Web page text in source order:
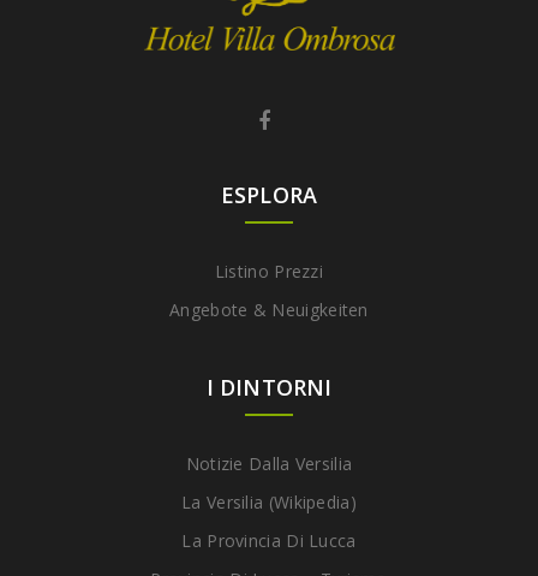
ESPLORA
Listino Prezzi
Angebote & Neuigkeiten
I DINTORNI
Notizie Dalla Versilia
La Versilia (Wikipedia)
La Provincia Di Lucca